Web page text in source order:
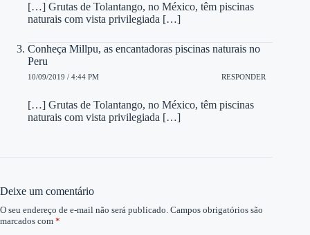
[…] Grutas de Tolantango, no México, têm piscinas
naturais com vista privilegiada […]
Conheça Millpu, as encantadoras piscinas naturais no
Peru
10/09/2019 / 4:44 PM RESPONDER
[…] Grutas de Tolantango, no México, têm piscinas
naturais com vista privilegiada […]
Deixe um comentário
O seu endereço de e-mail não será publicado. Campos obrigatórios são
marcados com *